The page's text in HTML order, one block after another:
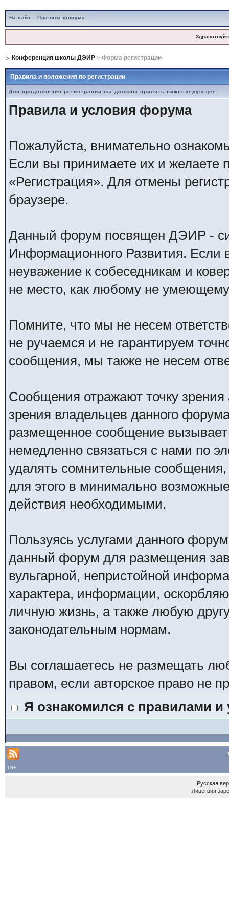
На сайт Правила форума
Конференция школы ДЭИР> Форма регистрации
Правила и положения по регистрации
Для продолжения регистрации вы должны принять нижеследующее:
Правила и условия форума
Пожалуйста, внимательно
Если вы принимаете их и желаете
«Регистрация». Для отмены
браузере.
Данный форум посвящен ДЭИР -
Информационного Развития. Если
неуважение к собеседникам и
не место, как любому не умеющему
Помните, что мы не несем
не ручаемся и не гарантируем
сообщения, мы также не несем
Сообщения отражают точку зрения
зрения владельцев данного
размещенное сообщение
немедленно связаться с нами по
удалять сомнительные
для этого в минимально
действия необходимыми.
Пользуясь услугами данного
данный форум для размещения
вульгарной, непристойной
характера, информации,
личную жизнь, а также любую
законодательным нормам.
Вы соглашаетесь не размещать
правом, если авторское право не
Я ознакомился с правилами
18+
Русская
Лицензия